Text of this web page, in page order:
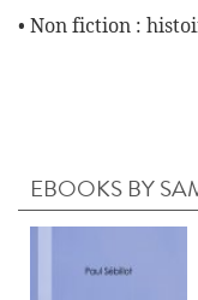
• Non fiction :
EBOOKS BY